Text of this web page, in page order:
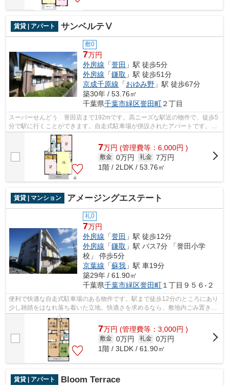
賃貸 | アパート サンベルテⅤ
敷0
7万円
外房線 「誉田 」駅 徒歩5分
外房線 「鎌取 」駅 徒歩51分
京成千原線 「おゆみ野 」駅 徒歩67分
築30年 / 53.76㎡
千葉県千葉市緑区誉田町２丁目
スーパーせんどう 誉田店まで192mです。高ニーズな駅近の物件で、徒歩5
分で駅に行くことができます。自走式駐車場が併設されたアパートです。イ
ンターネットの使用が可能な物件です。...
7万円 (管理費等：6,000円 )
敷金 0万円 礼金 7万円
1階 / 2LDK / 53.76㎡
賃貸 | マンション アメージングエステート
礼0
7万円
外房線 「誉田 」駅 徒歩12分
外房線 「鎌取 」駅 バス7分 「誉田小学
校」 停歩5分
京葉線 「蘇我 」駅 車19分
築29年 / 61.90㎡
千葉県千葉市緑区誉田町 １丁目９５６-２
便利で快適な自走式駐車場のある物件です。駅まで徒歩12分のところにあり
少し雑踏をはなれ落ち着いた立地。快適さを求めるなら、敷地内ごみ置き場
のある物件をご検討下さい。プライバ...
7万円 (管理費等：3,000円 )
敷金 0万円 礼金 0万円
1階 / 3LDK / 61.90㎡
賃貸 | アパート Bloom Terrace